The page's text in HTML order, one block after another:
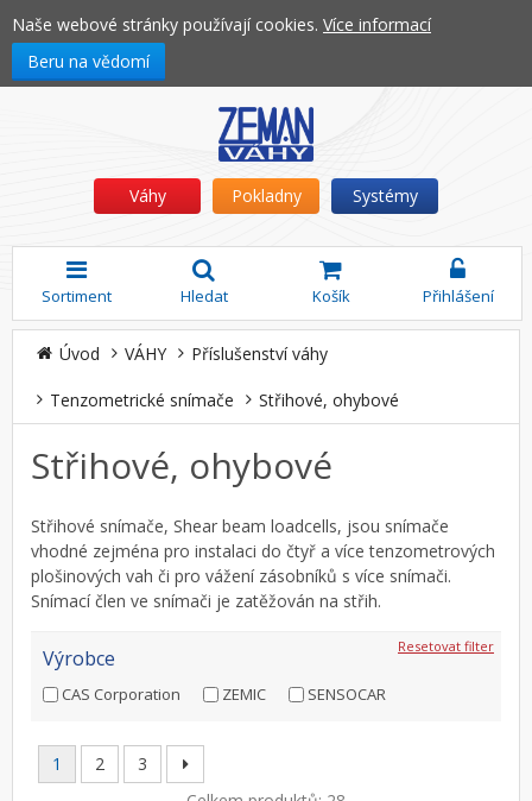
Naše webové stránky používají cookies. Více informací
Beru na vědomí
Váhy Pokladny Systémy
Sortiment Hledat Košík Přihlášení
Úvod VÁHY Příslušenství váhy
Tenzometrické snímače Střihové, ohybové
Střihové, ohybové
Střihové snímače, Shear beam loadcells, jsou snímače
vhodné zejména pro instalaci do čtyř a více tenzometrových
plošinových vah či pro vážení zásobníků s více snímači.
Snímací člen ve snímači je zatěžován na střih.
Resetovat filter
Výrobce
CAS Corporation ZEMIC SENSOCAR
1 2
3